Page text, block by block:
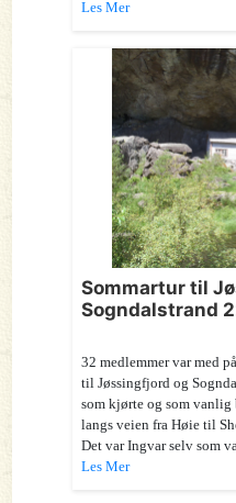
Les Mer
Sommartur til
Sogndalstrand
32 medlemmer var med
til Jøssingfjord og
som kjørte og som vanlig
langs veien fra Høie til
Det var Ingvar selv som
Les Mer